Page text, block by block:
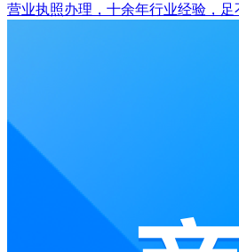
营业执照办理，十余年行业经验，足